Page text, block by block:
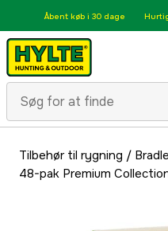
Åbent køb i 30 dage
Tilbehør til rygning /
48-pak Premium